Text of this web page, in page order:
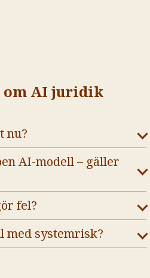
om AI juridik
nu?
AI-modell – gäller
fel?
med systemrisk?